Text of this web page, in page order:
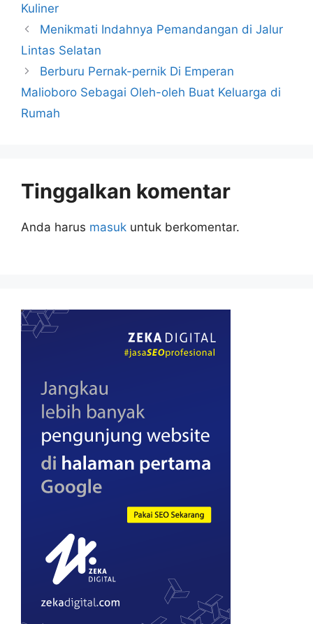
Kuliner
Menikmati Indahnya Pemandangan di Jalur
Lintas Selatan
Berburu Pernak-pernik Di Emperan
Malioboro Sebagai Oleh-oleh Buat Keluarga di
Rumah
Tinggalkan komentar
Anda harus masuk untuk berkomentar.